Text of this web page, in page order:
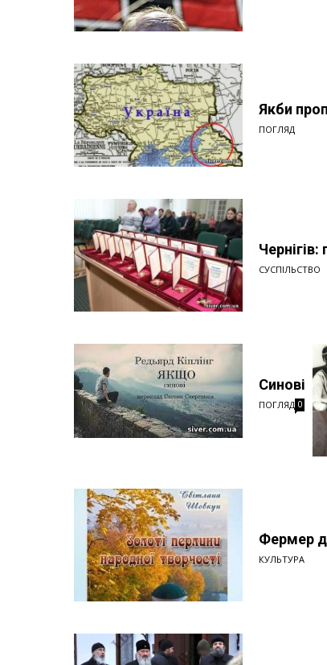
Якби
ПОГЛЯД
СУСПІЛЬСТВО
Синові
ПОГЛЯД 0
Фермер
КУЛЬТУРА